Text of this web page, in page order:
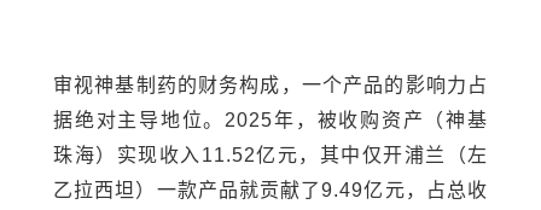
审视神基制药的财务构成，一个产品的影响力占
据绝对主导地位。2025年，被收购资产（神基
珠海）实现收入11.52亿元，其中仅开浦兰（左
乙拉西坦）一款产品就贡献了9.49亿元，占总收